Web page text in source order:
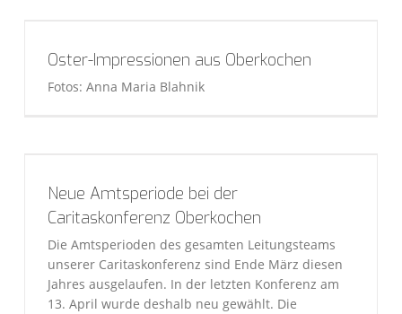
Oster-Impressionen aus Oberkochen
Fotos: Anna Maria Blahnik
Neue Amtsperiode bei der
Caritaskonferenz Oberkochen
Die Amtsperioden des gesamten Leitungsteams
unserer Caritaskonferenz sind Ende März diesen
Jahres ausgelaufen. In der letzten Konferenz am
13. April wurde deshalb neu gewählt. Die